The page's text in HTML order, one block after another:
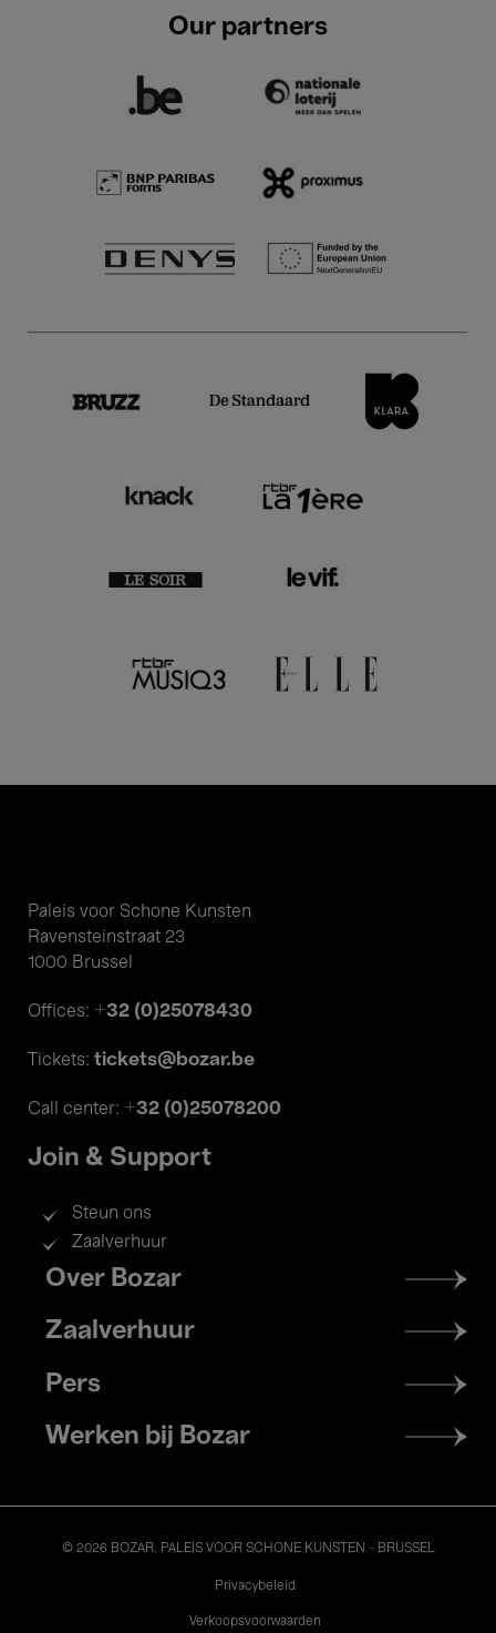
Our partners
Paleis voor Schone Kunsten
Ravensteinstraat 23
1000 Brussel
Offices: +32 (0)25078430
Tickets: tickets@bozar.be
Call center: +32 (0)25078200
Join & Support
Steun ons
Zaalverhuur
Footer
menu
Over Bozar
Zaalverhuur
Pers
Werken bij Bozar
© 2026 BOZAR. PALEIS VOOR SCHONE KUNSTEN - BRUSSEL
Privacybeleid
Verkoopsvoorwaarden